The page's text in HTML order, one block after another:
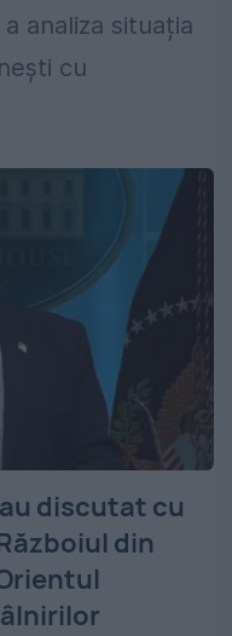
analiza situația
cu
discutat cu
din